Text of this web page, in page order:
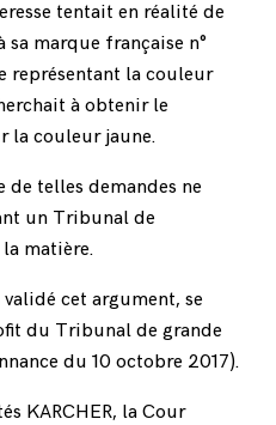
tentait en réalité de
marque française n°
représentant la couleur
à obtenir le
la couleur jaune.
telles demandes ne
un Tribunal de
matière.
cet argument, se
du Tribunal de grande
du 10 octobre 2017).
KARCHER, la Cour